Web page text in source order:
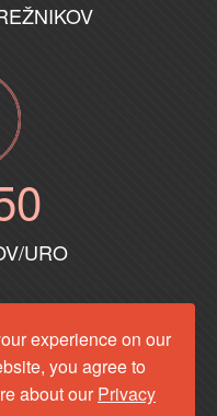
URO
experience on our
you agree to
about ourPrivacy